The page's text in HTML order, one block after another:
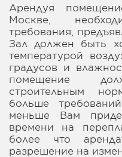
Арендуя
Москве,
требования,
Зал должен быть
температурой
градусов и
помещение
строительным
больше
меньше Вам
времени на
более что
разрешение на